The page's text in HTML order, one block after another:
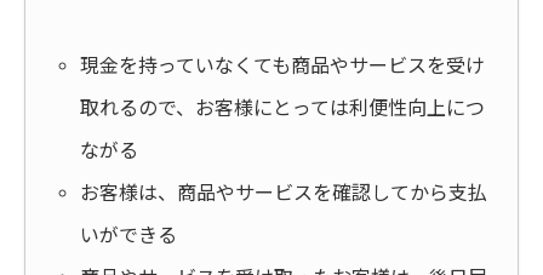
現金を持っていなくても商品やサービスを受け
取れるので、お客様にとっては利便性向上につ
ながる
お客様は、商品やサービスを確認してから支払
いができる